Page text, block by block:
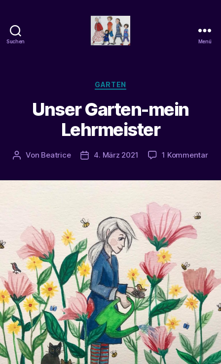
Suchen Menü
Kategorien
GARTEN
Unser Garten-mein
Lehrmeister
Beitragsautor
Von Beatrice Veröffentlichungsdatum
4. März 2021 1 Kommentarzu